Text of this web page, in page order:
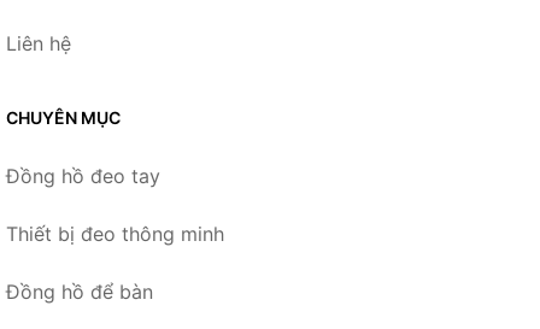
Liên hệ
CHUYÊN MỤC
Đồng hồ đeo tay
Thiết bị đeo thông minh
Đồng hồ để bàn